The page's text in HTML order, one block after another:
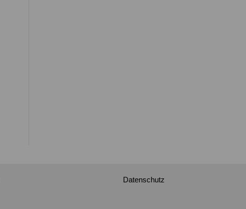
Datenschutz